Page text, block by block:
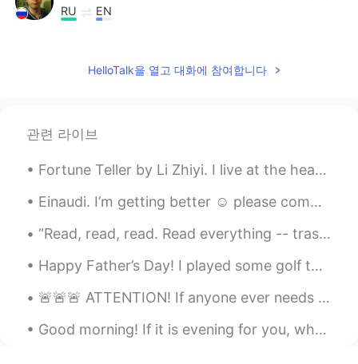
RU EN
Alphabet.
and https://youtu.be/JdoCUN6QSb4 3.
for Russian words.
Grammatical gender.
aspects of indefinite verb (perfect and
imperfect). https://youtu.be/X0LyvD9lkL8
and https://youtu.be/tn7lvXy-I54 6. Basic
Russian structure : "subject plus verb".
Make conjugation of verb in past, present
and future tenses.
https://youtu.be/_og2GIubljs and
HelloTalk을 열고 대화에 참여합니다
관련 라이브
Fortune Teller by Li Zhiyi. I live at the head of the Yangtze River, You live at it's mouth I th...
Einaudi. I’m getting better ☺️ please comment and help me get better and piano and Spanish 😍😘 gra...
“Read, read, read. Read everything -- trash, classics, good and bad, and see how they do it. Just...
Happy Father’s Day! I played some golf today with my dad and my brother here, it was a pretty ni...
🚨🚨🚨 ATTENTION! If anyone ever needs music recommendations, message me!! I would love to share mus...
Good morning! If it is evening for you, what goal did you accomplish today? If it is morning, wha...